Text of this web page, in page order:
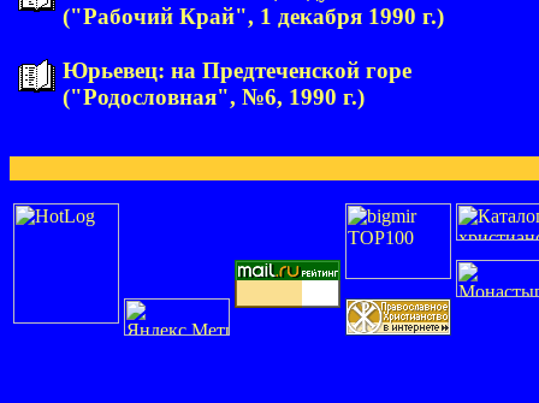
("Рабочий Край", 1 декабря 1990 г.)
Юрьевец: на Предтеченской горе
("Родословная", №6, 1990 г.)